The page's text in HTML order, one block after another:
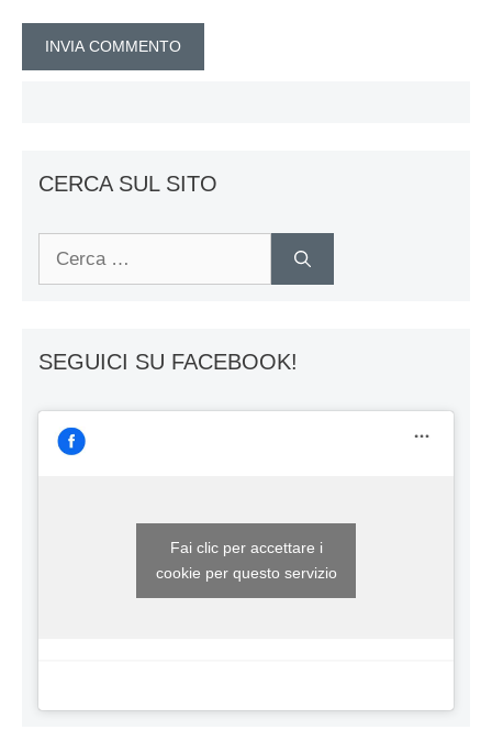
CERCA SUL SITO
Ricerca
SEGUICI SU FACEBOOK!
Fai clic per accettare i
cookie per questo servizio